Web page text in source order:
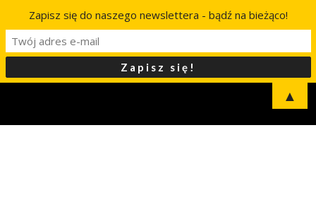
Zapisz się do naszego newslettera - bądź na bieżąco!
▲